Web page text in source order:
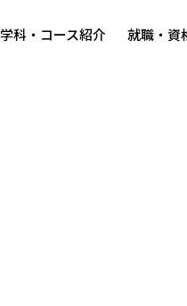
学科・コース紹介 就職・資